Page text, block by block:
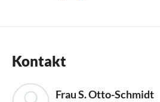
Kontakt
Frau S. Otto-Schmidt